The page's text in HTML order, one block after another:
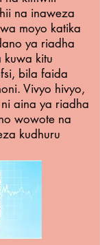
na inaweza
moyo katika
ya riadha
kuwa kitu
bila faida
Vivyo hivyo,
aina ya riadha
wowote na
kudhuru